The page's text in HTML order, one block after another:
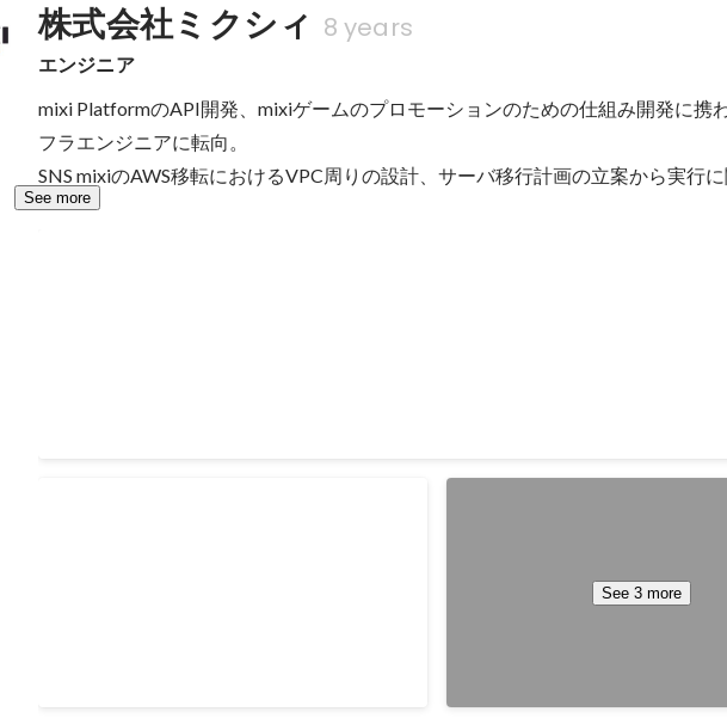
株式会社ミクシィ 8 years
エンジニア
mixi PlatformのAPI開発、mixiゲームのプロモーションのための仕組み開発に携
フラエンジニアに転向。
SNS mixiのAWS移転におけるVPC周りの設計、サーバ移行計画の立案から実行に
See more
用とモンストスタジアムのサーバ
(言語: Ruby, SQL ミドルウェア
See 3 more